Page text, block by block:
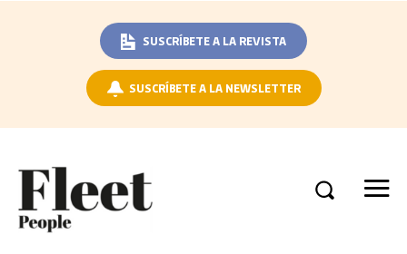
SUSCRÍBETE A LA REVISTA
SUSCRÍBETE A LA NEWSLETTER